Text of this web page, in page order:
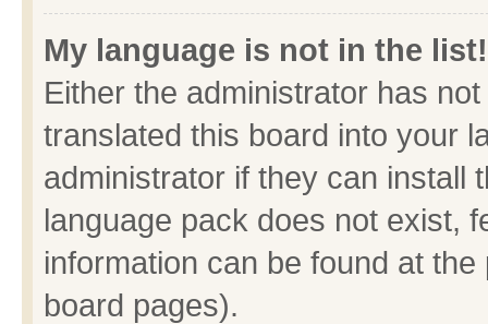
My language is not in the list!
Either the administrator has
translated this board into your
administrator if they can install
language pack does not exist,
information can be found at
board pages).